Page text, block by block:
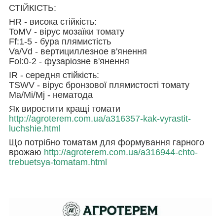
СТІЙКІСТЬ:
HR - висока стійкість:
ToMV - вірус мозаїки томату
Ff:1-5 - бура плямистість
Va/Vd - вертициллезное в'янення
Fol:0-2 - фузаріозне в'янення
IR - середня стійкість:
TSWV - вірус бронзової плямистості томату
Ma/Mi/Mj - нематода
Як виростити кращі томати
http://agroterem.com.ua/a316357-kak-vyrastit-
luchshie.html
Що потрібно томатам для формування гарного
врожаю http://agroterem.com.ua/a316944-chto-
trebuetsya-tomatam.html